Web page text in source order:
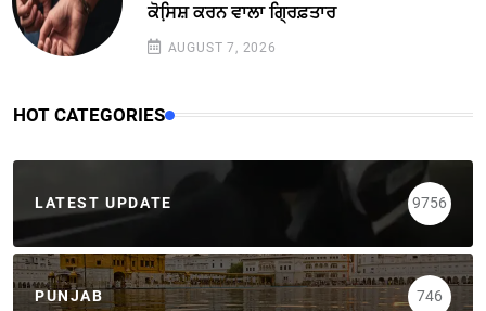
ਕੋਸਿ਼ਸ਼ ਕਰਨ ਵਾਲਾ ਗ੍ਰਿਫ਼ਤਾਰ
AUGUST 7, 2026
HOT CATEGORIES
LATEST UPDATE 9756
PUNJAB 746